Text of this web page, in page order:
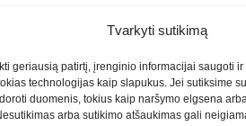
Tvarkyti sutikimą
geriausią patirtį, įrenginio informacijai saugoti ir
technologijas kaip slapukus. Jei sutiksime
duomenis, tokius kaip naršymo elgsena
arba sutikimo atšaukimas gali
talpinimas į mūsų valdomas